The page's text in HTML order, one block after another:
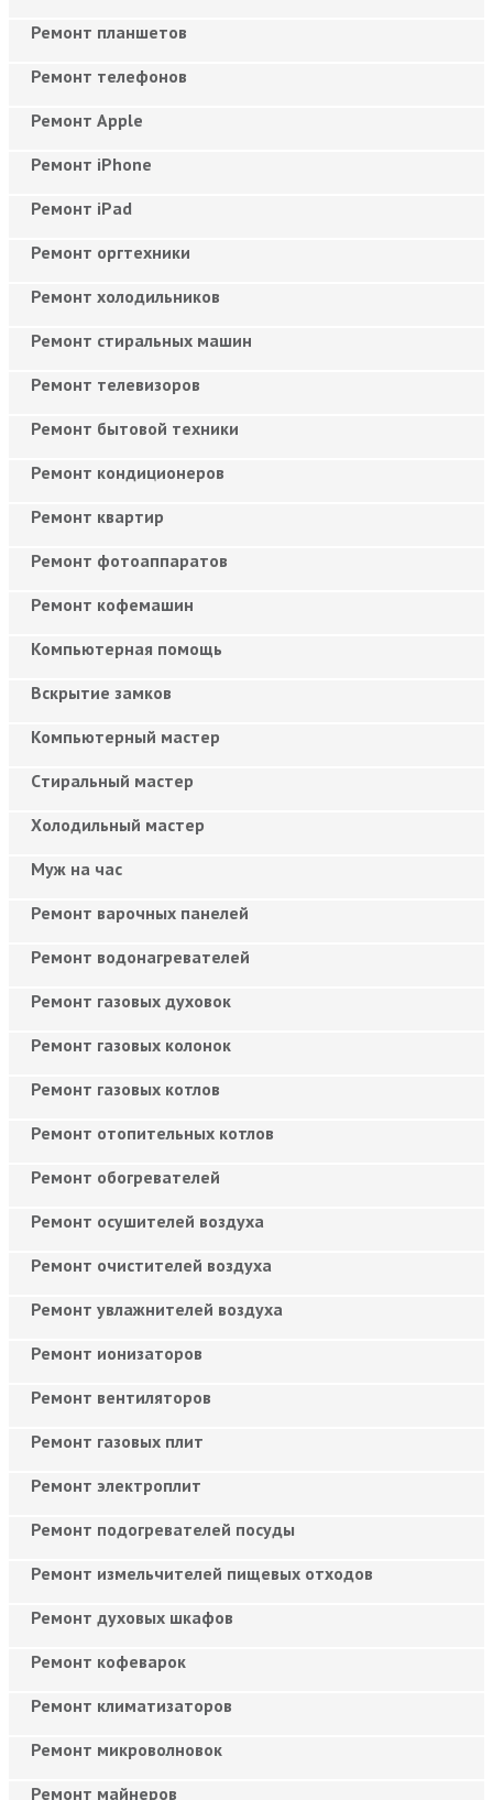
Ремонт планшетов
Ремонт телефонов
Ремонт Apple
Ремонт iPhone
Ремонт iPad
Ремонт оргтехники
Ремонт холодильников
Ремонт стиральных машин
Ремонт телевизоров
Ремонт бытовой техники
Ремонт кондиционеров
Ремонт квартир
Ремонт фотоаппаратов
Ремонт кофемашин
Компьютерная помощь
Вскрытие замков
Компьютерный мастер
Cтиральный мастер
Холодильный мастер
Муж на час
Ремонт варочных панелей
Ремонт водонагревателей
Ремонт газовых духовок
Ремонт газовых колонок
Ремонт газовых котлов
Ремонт отопительных котлов
Ремонт обогревателей
Ремонт осушителей воздуха
Ремонт очистителей воздуха
Ремонт увлажнителей воздуха
Ремонт ионизаторов
Ремонт вентиляторов
Ремонт газовых плит
Ремонт электроплит
Ремонт подогревателей посуды
Ремонт измельчителей пищевых отходов
Ремонт духовых шкафов
Ремонт кофеварок
Ремонт климатизаторов
Ремонт микроволновок
Ремонт майнеров